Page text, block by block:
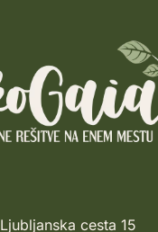
Ljubljanska cesta 15